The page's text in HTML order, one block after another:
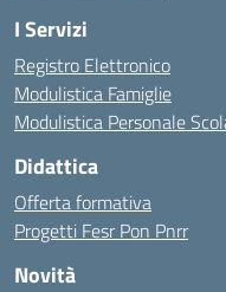
I Servizi
Registro Elettronico
Modulistica Famiglie
Modulistica Personale
Didattica
Offerta formativa
Progetti Fesr Pon Pnrr
Novità